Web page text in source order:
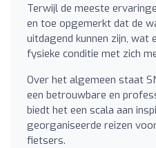
Terwijl de meeste
en toe opgemerkt dat de
uitdagend kunnen zijn,
fysieke conditie met zich
Over het algemeen staat
een betrouwbare en
biedt het een scala aan
georganiseerde reizen
fietsers.